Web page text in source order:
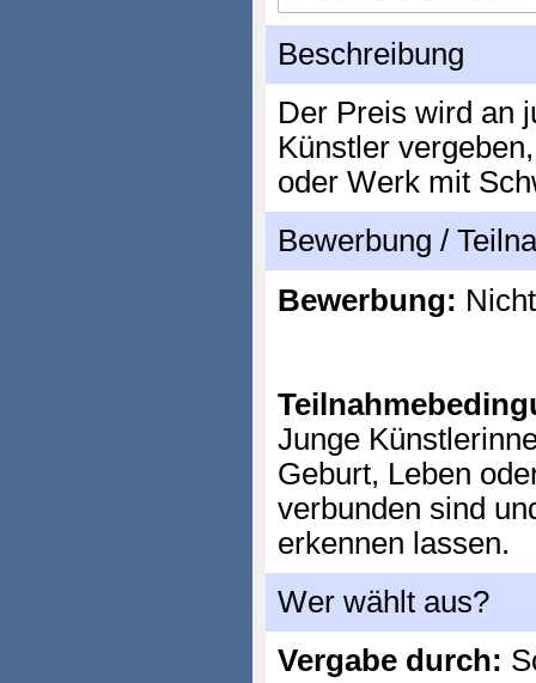
Beschreibung
Der Preis wird an
Künstler
oder Werk mit
Bewerbung /
Bewerbung:
Junge
Geburt, Leben
verbunden sind
erkennen lassen.
Wer wählt aus?
Vergabe durch: